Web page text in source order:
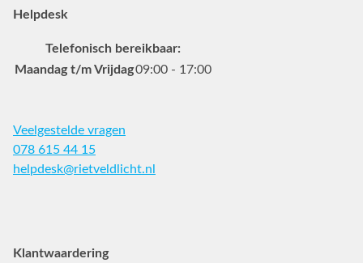
Helpdesk
Telefonisch bereikbaar:
Maandag t/m Vrijdag09:00 - 17:00
Veelgestelde vragen
078 615 44 15
helpdesk@rietveldlicht.nl
Klantwaardering